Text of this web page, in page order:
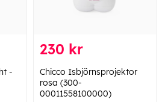
-
230 kr
Chicco Isbjörnsprojektor
rosa (300-
00011558100000)